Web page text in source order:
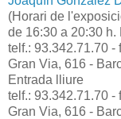
(Horari de
de 16:30 a 20:30 h.
telf.: 93.342.71.70 -
Gran Via, 616 -
Entrada lliure
telf.: 93.342.71.70 -
Gran Via, 616 -